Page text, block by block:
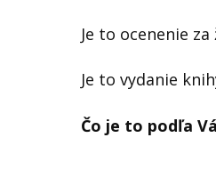
Je to ocenenie
Je to vydanie
Čo je to podľa